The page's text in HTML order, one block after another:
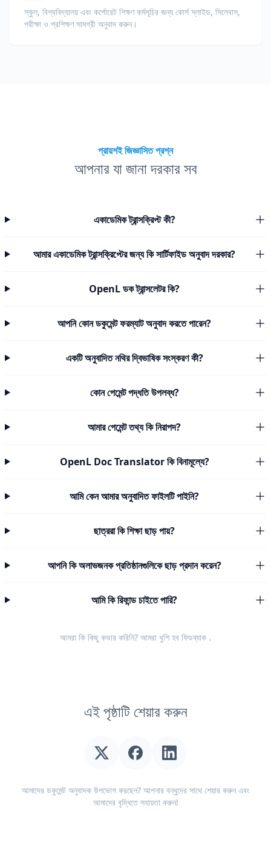
স্কুল, বিশ্ববিদ্যালয় এবং কর্পোরেট শিক্ষণ কর্মসূচির জন্য কোর্স স্লাইড, সিলেবাস,
পরীক্ষা ও প্রশিক্ষণ সামগ্রী অনুবাদ করুন।
প্রায়শই জিজ্ঞাসিত প্রশ্ন
আপনার যা জানা দরকার সব
একাডেমিক ট্রান্সক্রিপ্ট কী?
আমার একাডেমিক ট্রান্সক্রিপ্টের জন্য কি সার্টিফাইড অনুবাদ দরকার?
OpenL ডক ট্রান্সলেটর কি?
আপনি কোন ডকুমেন্ট ফরম্যাট অনুবাদ করতে পারেন?
একটি অনুবাদিত নথির দ্বিভাষিক সংস্করণ কী?
কোন পেমেন্ট পদ্ধতি উপলব্ধ?
আমার পেমেন্ট তথ্য কি নিরাপদ?
OpenL Doc Translator কি বিনামূল্যে?
আমি কেন আমার অনুবাদিত ফাইলটি পাইনি?
ছাত্ররা কি শিক্ষা ছাড় পায়?
আপনি কি অলাভজনক প্রতিষ্ঠানগুলিকে ছাড় প্রদান করেন?
আমি কি রিফান্ড চাইতে পারি?
আমরা কি কিছু কভার করিনি? আমরা খুশি হব ফিডব্যাক .
এই পৃষ্ঠাটি শেয়ার করুন
আমাদের ডকুমেন্ট অনুবাদক উপভোগ করছেন? আপনার বন্ধুদের সাথে শেয়ার করুন এবং
আমাদের বৃদ্ধিতে সহায়তা করুন!